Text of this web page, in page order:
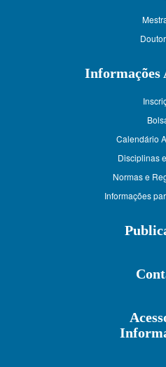
Informações
Calendário
Disciplinas
Normas e
Informações